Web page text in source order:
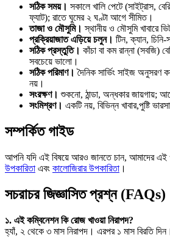
সঠিক সময়। সকালে খালি পেটে (সাইট্রাস,
ফ্যাট); রাতে ঘুমের ২ ঘণ্টা আগে সীমিত।
তাজা ও মৌসুমি। স্থানীয় ও মৌসুমি খাবারে
প্রক্রিয়াজাত এড়িয়ে চলুন। টিন, ক্যান,
সঠিক প্রস্তুতি। কাঁচা বা কম রান্না (সবজি)
সবচেয়ে ভালো।
সঠিক পরিমাণ। দৈনিক সার্ভিং সাইজ অনুসরণ
নয়।
সংরক্ষণ। শুকনো, ঠান্ডা, অন্ধকার জায়গায়;
সংমিশ্রণ। একটি নয়, বিভিন্ন খাবার,পুষ্টি
সম্পর্কিত গাইড
আপনি যদি এই বিষয়ে আরও জানতে চান, আমাদের
উপকারিতা এবং কালোজিরার উপকারিতা ।
সচরাচর জিজ্ঞাসিত প্রশ্ন (FAQs)
১. এই কম্বিনেশন কি রোজ খাওয়া নিরাপদ?
হ্যাঁ, ২ থেকে ৩ মাস নিরাপদ। এরপর ১ মাস বিরতি দিন।